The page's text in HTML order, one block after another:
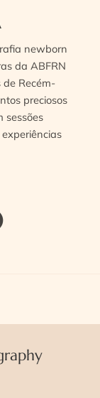
newborn
da ABFRN
Recém-
preciosos
sessões